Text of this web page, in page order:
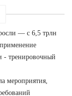
— с 6,5 трлн
- тренировочный
мероприятия,